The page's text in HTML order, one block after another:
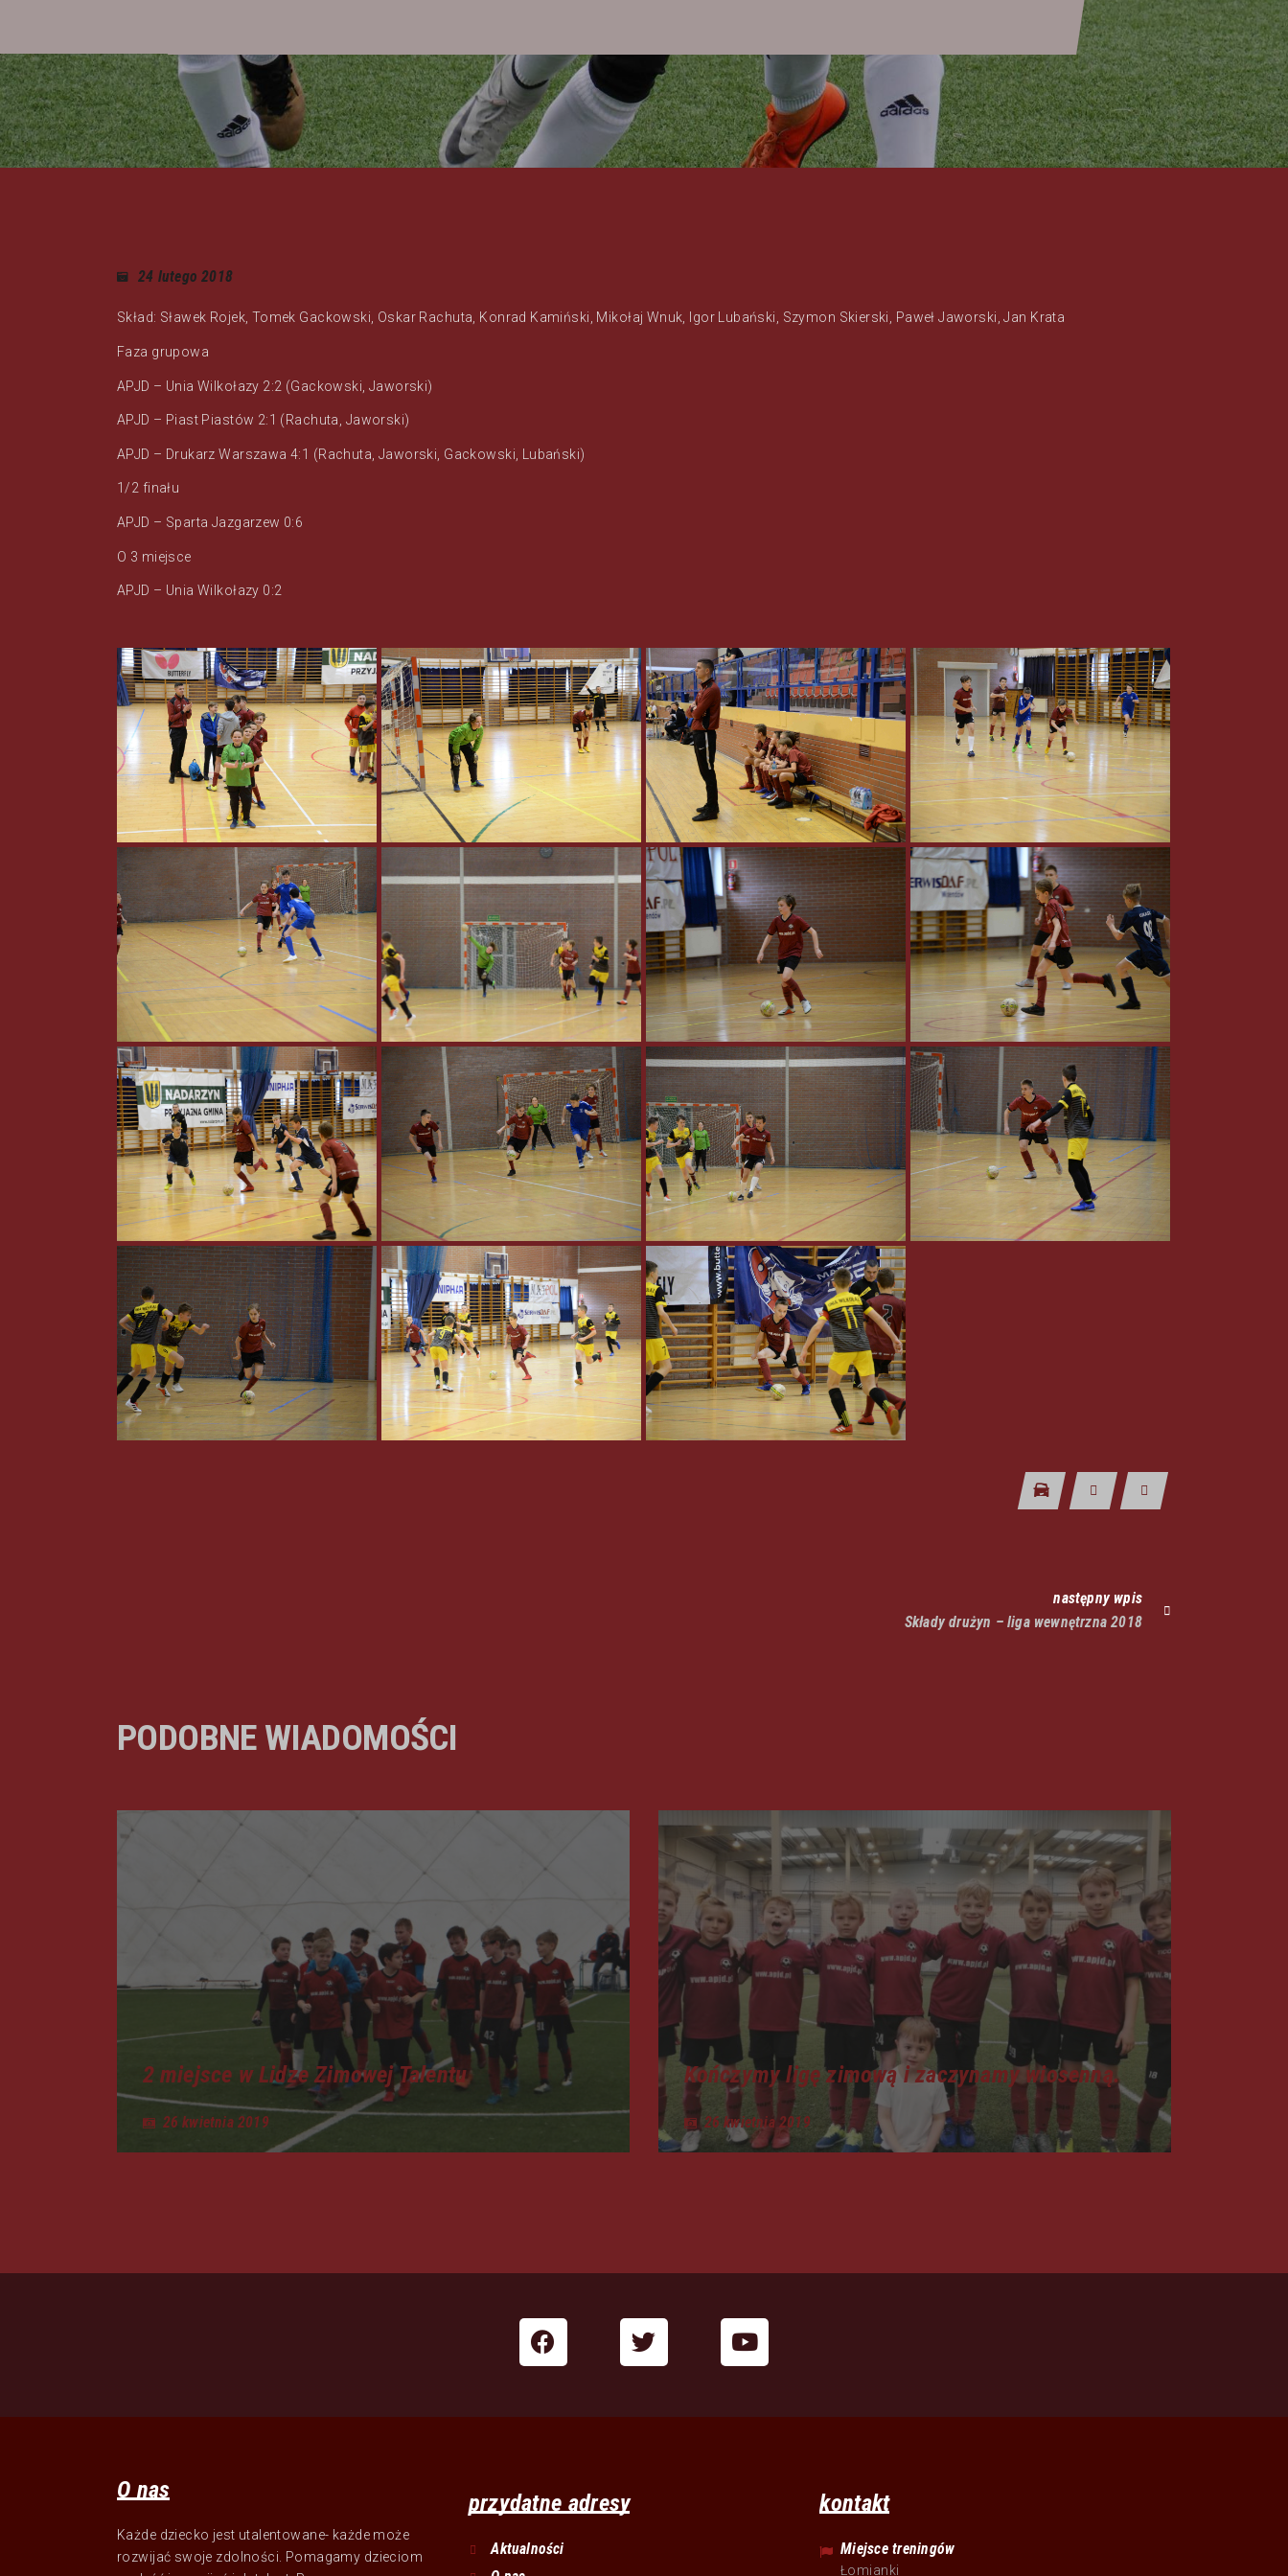
24 lutego 2018
Skład: Sławek Rojek, Tomek Gackowski, Oskar Rachuta, Konrad Kamiński, Mikołaj Wnuk, Igor Lubański, Szymon Skierski, Paweł Jaworski, Jan Krata
Faza grupowa
APJD – Unia Wilkołazy 2:2 (Gackowski, Jaworski)
APJD – Piast Piastów 2:1 (Rachuta, Jaworski)
APJD – Drukarz Warszawa 4:1 (Rachuta, Jaworski, Gackowski, Lubański)
1/2 finału
APJD – Sparta Jazgarzew 0:6
O 3 miejsce
APJD – Unia Wilkołazy 0:2
następny wpis
Składy drużyn – liga wewnętrzna 2018
PODOBNE WIADOMOŚCI
2 miejsce w Lidze Zimowej Talentu
26 kwietnia 2019
Kończymy ligę zimową i zaczynamy wiosenną.
26 kwietnia 2019
O nas
Każde dziecko jest utalentowane- każde może
rozwijać swoje zdolności. Pomagamy dzieciom
przydatne adresy
Aktualności
kontakt
Miejsce treningów
Łomianki